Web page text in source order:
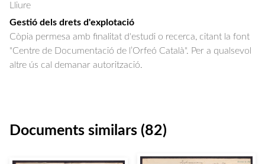
Lliure
Gestió dels drets d'explotació
Còpia permesa amb finalitat d'estudi o recerca, citant la font
"Centre de Documentació de l’Orfeó Català". Per a qualsevol
altre ús cal demanar autorització.
Documents similars (82)